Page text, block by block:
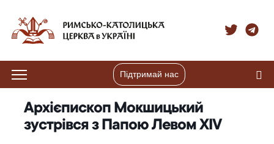
Підтримай нас
Архієпископ Мокшицький
зустрівся з Папою Левом XIV